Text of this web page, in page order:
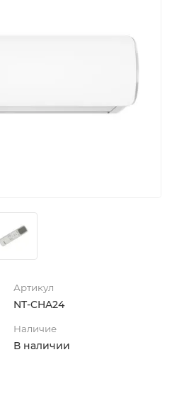
Артикул
NT-CHA24
Наличие
В наличии